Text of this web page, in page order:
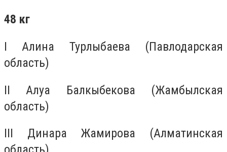
48 кг
I Алина Турлыбаева (Павлодарская
область)
II Алуа Балкыбекова (Жамбылская
область)
III Динара Жамирова (Алматинская